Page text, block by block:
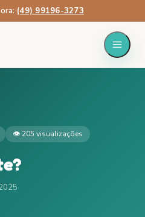
·(49) 99196-3273
👁205 visualizações
?